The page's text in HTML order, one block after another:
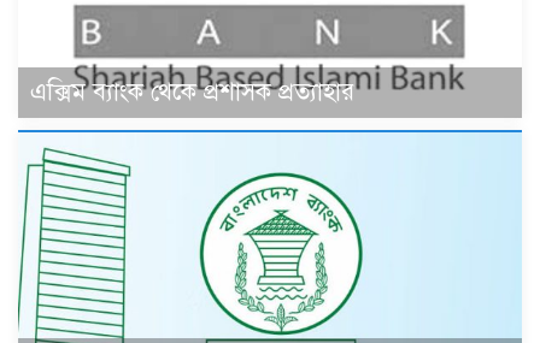
এক্সিম ব্যাংক থেকে প্রশাসক প্রত্যাহার